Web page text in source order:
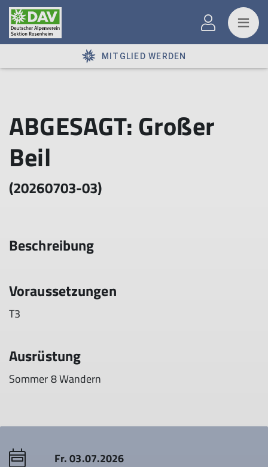
MITGLIED WERDEN
ABGESAGT: Großer
Beil
(20260703-03)
Beschreibung
Voraussetzungen
T3
Ausrüstung
Sommer 8 Wandern
Fr. 03.07.2026